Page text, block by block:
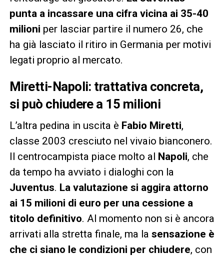
punta a incassare una cifra vicina ai 35-40
milioni per lasciar partire il numero 26, che
ha già lasciato il ritiro in Germania per motivi
legati proprio al mercato.
Miretti-Napoli: trattativa concreta,
si può chiudere a 15 milioni
L’altra pedina in uscita è Fabio Miretti,
classe 2003 cresciuto nel vivaio bianconero.
Il centrocampista piace molto al Napoli, che
da tempo ha avviato i dialoghi con la
Juventus. La valutazione si aggira attorno
ai 15 milioni di euro per una cessione a
titolo definitivo. Al momento non si è ancora
arrivati alla stretta finale, ma la sensazione è
che ci siano le condizioni per chiudere, con